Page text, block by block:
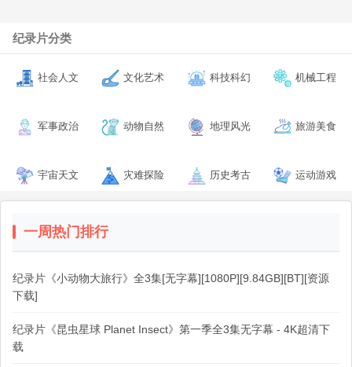
纪录片分类
社会人文 文化艺术 科技科幻 机械工程
军事政治 动物自然 地理风光 旅游美食
宇宙天文 灾难探险 历史考古 运动游戏
一周热门排行
纪录片《小动物大旅行》全3集[无字幕][1080P][9.84GB][BT][资源
下载]
纪录片《昆虫星球 Planet Insect》第一季全3集无字幕 - 4K超清下
载